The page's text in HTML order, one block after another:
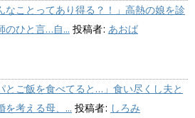
なことってあり得る？！」高熱の娘を診
のひと言…自... 投稿者: あおば
とご飯を食べてると…」食い尽くし夫と
を考える母、... 投稿者: しろみ